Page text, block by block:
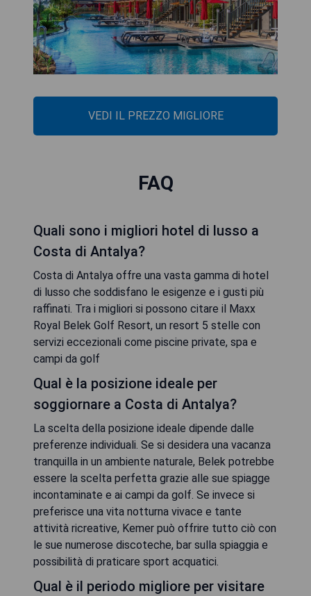
VEDI IL PREZZO MIGLIORE
FAQ
Quali sono i migliori hotel di lusso a
Costa di Antalya?
Costa di Antalya offre una vasta gamma di hotel
di lusso che soddisfano le esigenze e i gusti più
raffinati. Tra i migliori si possono citare il Maxx
Royal Belek Golf Resort, un resort 5 stelle con
servizi eccezionali come piscine private, spa e
campi da golf
Qual è la posizione ideale per
soggiornare a Costa di Antalya?
La scelta della posizione ideale dipende dalle
preferenze individuali. Se si desidera una vacanza
tranquilla in un ambiente naturale, Belek potrebbe
essere la scelta perfetta grazie alle sue spiagge
incontaminate e ai campi da golf. Se invece si
preferisce una vita notturna vivace e tante
attività ricreative, Kemer può offrire tutto ciò con
le sue numerose discoteche, bar sulla spiaggia e
possibilità di praticare sport acquatici.
Qual è il periodo migliore per visitare